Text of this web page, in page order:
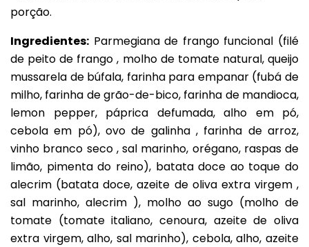
porção.
Ingredientes: Parmegiana de frango funcional (filé
de peito de frango , molho de tomate natural, queijo
mussarela de búfala, farinha para empanar (fubá de
milho, farinha de grão-de-bico, farinha de mandioca,
lemon pepper, páprica defumada, alho em pó,
cebola em pó), ovo de galinha , farinha de arroz,
vinho branco seco , sal marinho, orégano, raspas de
limão, pimenta do reino), batata doce ao toque do
alecrim (batata doce, azeite de oliva extra virgem ,
sal marinho, alecrim ), molho ao sugo (molho de
tomate (tomate italiano, cenoura, azeite de oliva
extra virgem, alho, sal marinho), cebola, alho, azeite